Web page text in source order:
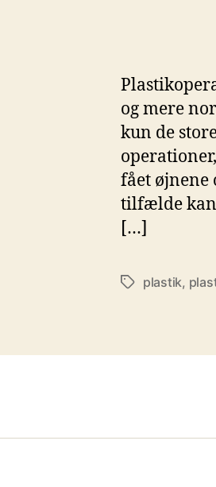
og mere
kun de
fået øjnene
tilfælde kan
[…]
Tagsplastik,